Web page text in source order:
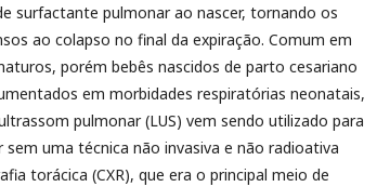
surfactante pulmonar ao nascer, tornando os
ao colapso no final da expiração. Comum em
porém bebês nascidos de parto cesariano
em morbidades respiratórias neonatais,
pulmonar (LUS) vem sendo utilizado para
uma técnica não invasiva e não radioativa
torácica (CXR), que era o principal meio de